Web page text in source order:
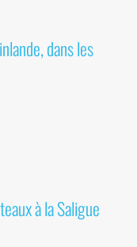
dans les
à la Saligue